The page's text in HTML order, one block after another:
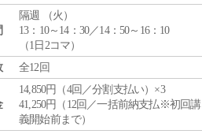
隔週 （火 ）
13：10～14：30／14：50～16：10
（1日2コマ）
全12回
14,850円（4回／分割支払い）×3
41,250円（12回／一括前納支払※初回講
義開始前まで）